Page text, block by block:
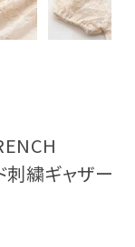
刺繍ギャザー